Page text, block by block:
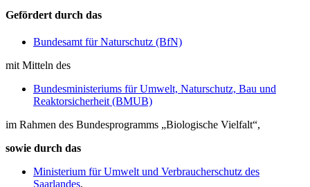
Gefördert durch das
Bundesamt für Naturschutz (BfN)
mit Mitteln des
Bundesministeriums für Umwelt, Naturschutz, Bau und
Reaktorsicherheit (BMUB)
im Rahmen des Bundesprogramms „Biologische Vielfalt“,
sowie durch das
Ministerium für Umwelt und Verbraucherschutz des
Saarlandes.